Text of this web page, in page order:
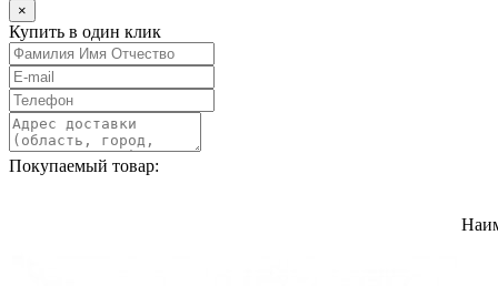
×
Купить в один клик
Покупаемый товар: